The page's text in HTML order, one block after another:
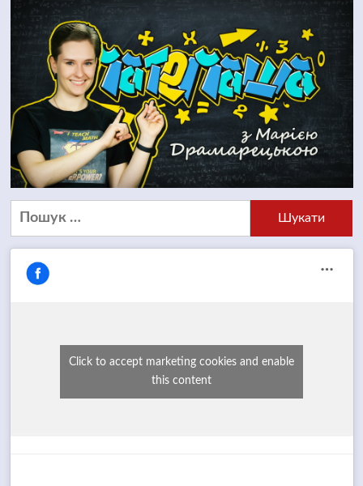
Пошук:
Click to accept marketing cookies and enable
this content